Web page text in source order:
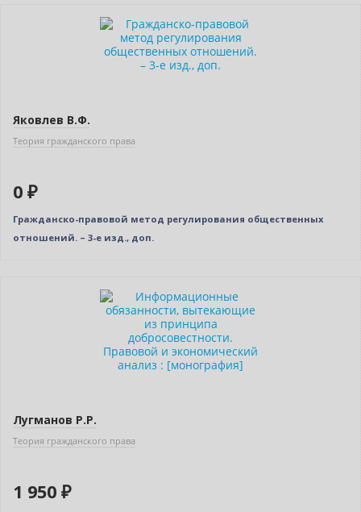
Яковлев В.Ф.
Теория гражданского права
0 ₽
Гражданско-правовой метод регулирования общественных
отношений. – 3-е изд., доп.
Лугманов Р.Р.
Теория гражданского права
1 950 ₽